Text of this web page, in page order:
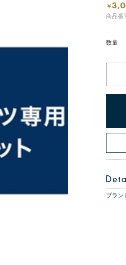
￥
商品番
数量
ブラン